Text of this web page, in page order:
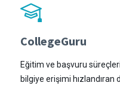
CollegeGuru
Eğitim ve başvuru
bilgiye erişimi